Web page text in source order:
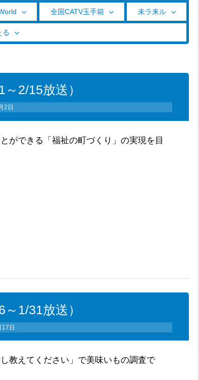
全国CATV玉手箱 未ラ来ル
る
2/15放送）
2日
ができる「福祉の町づくり」の実現を目
1/31放送）
17日
教えてください」で美味いもの調査で